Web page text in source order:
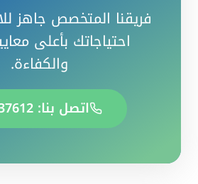
فريقنا المتخصص جاهز
احتياجاتك بأعلى
والكفاءة.
اتصل بنا: 50537612